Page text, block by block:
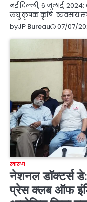
नई दिल्ली, 6 जुलाई,
लघु कृषक कृषि-व्यवसाय
byJP Bureau 07/07/
स्वास्थ्य
नेशनल डॉक्टर्स
प्रेस क्लब ऑफ